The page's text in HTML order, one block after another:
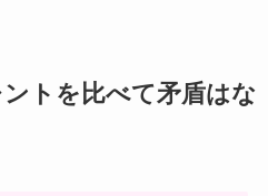
トを比べて矛盾はな